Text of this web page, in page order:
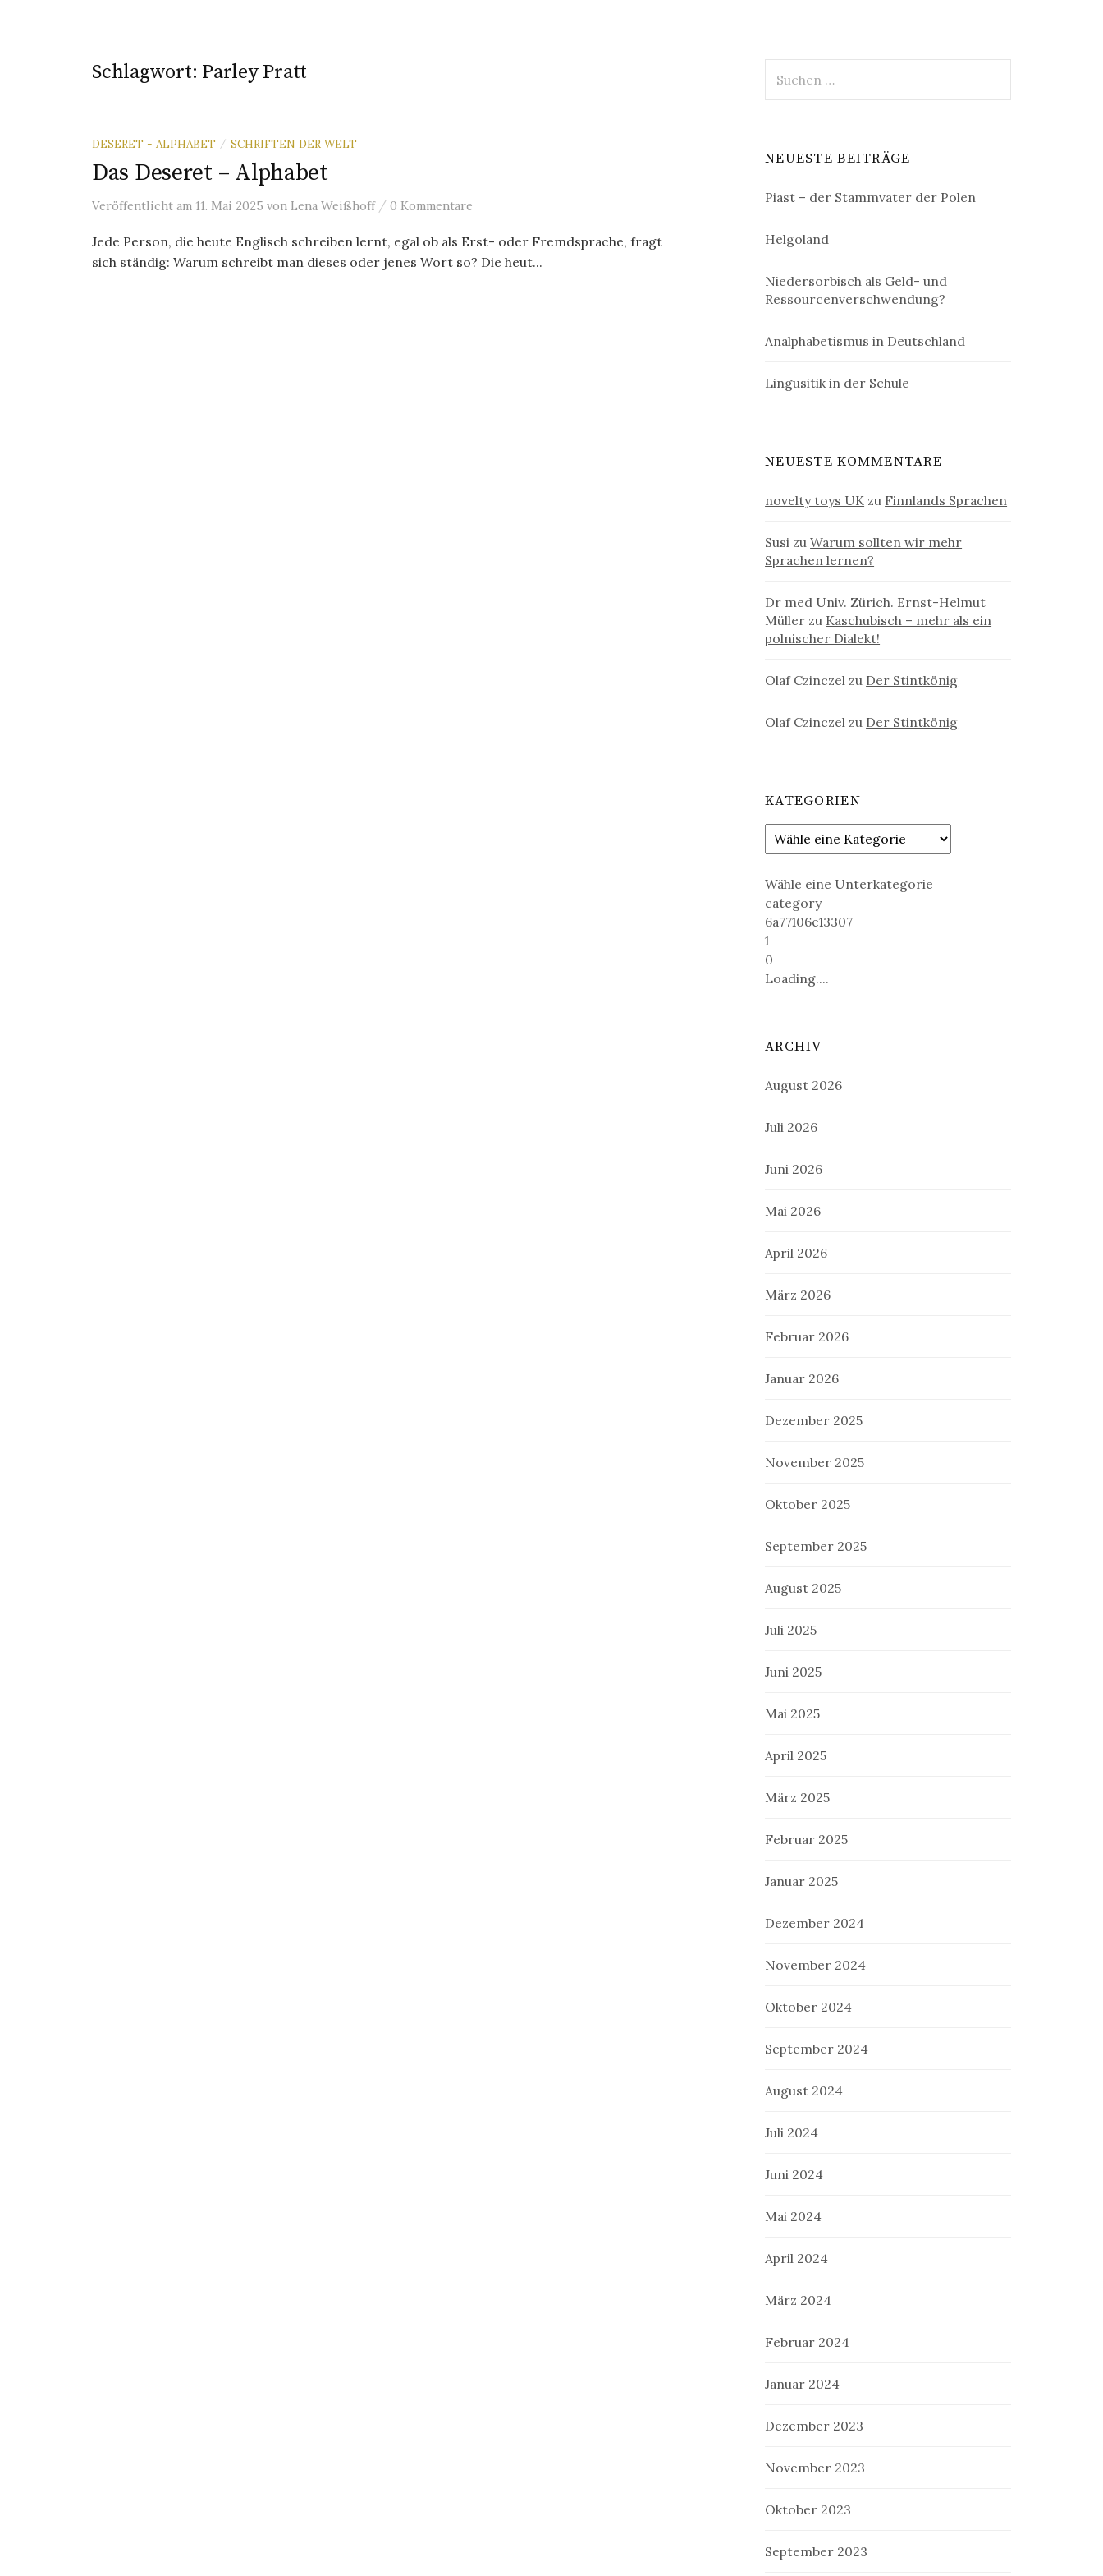
Schlagwort: Parley Pratt
DESERET - ALPHABET / SCHRIFTEN DER WELT
Das Deseret – Alphabet
Veröffentlicht am 11. Mai 2025 von Lena Weißhoff / 0 Kommentare
Jede Person, die heute Englisch schreiben lernt, egal ob als Erst- oder Fremdsprache, fragt
sich ständig: Warum schreibt man dieses oder jenes Wort so? Die heut...
nach:
NEUESTE BEITRÄGE
Piast – der Stammvater der Polen
Helgoland
Niedersorbisch als Geld- und
Ressourcenverschwendung?
Analphabetismus in Deutschland
Lingusitik in der Schule
NEUESTE KOMMENTARE
novelty toys UK zu Finnlands Sprachen
Susi zuWarum sollten wir mehr
Sprachen lernen?
Dr med Univ. Zürich. Ernst-Helmut
Müller zu Kaschubisch – mehr als ein
polnischer Dialekt!
Olaf Czinczel zu Der Stintkönig
Olaf Czinczel zu Der Stintkönig
KATEGORIEN
Wähle eine Unterkategorie
category
6a77106e13307
1
0
Loading....
ARCHIV
August 2026
Juli 2026
Juni 2026
Mai 2026
April 2026
März 2026
Februar 2026
Januar 2026
Dezember 2025
November 2025
Oktober 2025
September 2025
August 2025
Juli 2025
Juni 2025
Mai 2025
April 2025
März 2025
Februar 2025
Januar 2025
Dezember 2024
November 2024
Oktober 2024
September 2024
August 2024
Juli 2024
Juni 2024
Mai 2024
April 2024
März 2024
Februar 2024
Januar 2024
Dezember 2023
November 2023
Oktober 2023
September 2023